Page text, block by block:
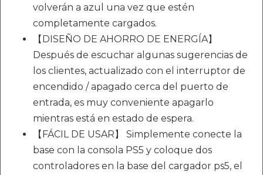
volverán a azul una vez que estén
completamente cargados.
【DISEÑO DE AHORRO DE ENERGÍA】
Después de escuchar algunas sugerencias de
los clientes, actualizado con el interruptor de
encendido / apagado cerca del puerto de
entrada, es muy conveniente apagarlo
mientras está en estado de espera.
【FÁCIL DE USAR】 Simplemente conecte la
base con la consola PS5 y coloque dos
controladores en la base del cargador ps5, el